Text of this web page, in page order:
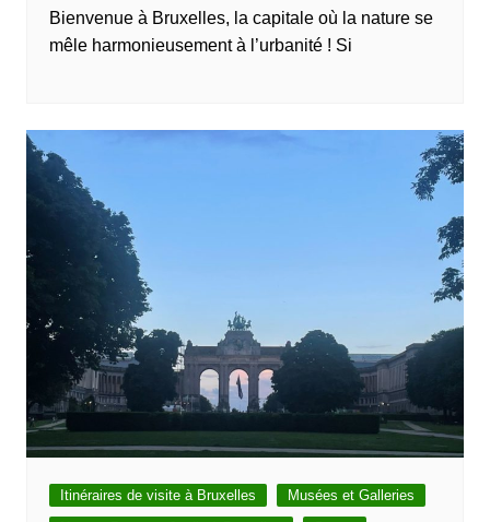
Bienvenue à Bruxelles, la capitale où la nature se
mêle harmonieusement à l’urbanité ! Si
Itinéraires de visite à Bruxelles
Musées et Galleries